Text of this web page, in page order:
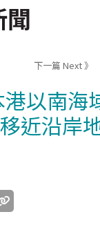
下一篇 Next 》
以南海
近沿岸